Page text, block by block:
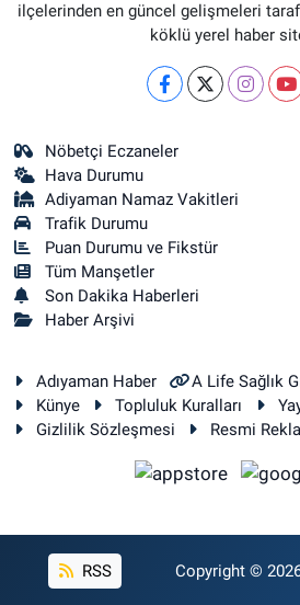
ilçelerinden en güncel gelişmeleri
köklü yerel haber
Nöbetçi Eczaneler
Hava Durumu
Adiyaman Namaz Vakitleri
Trafik Durumu
Puan Durumu ve Fikstür
Tüm Manşetler
Son Dakika Haberleri
Haber Arşivi
Adıyaman Haber A Life Sağlık
Künye
Topluluk Kuralları
Gizlilik Sözleşmesi
Resmi
RSS Copyright ©